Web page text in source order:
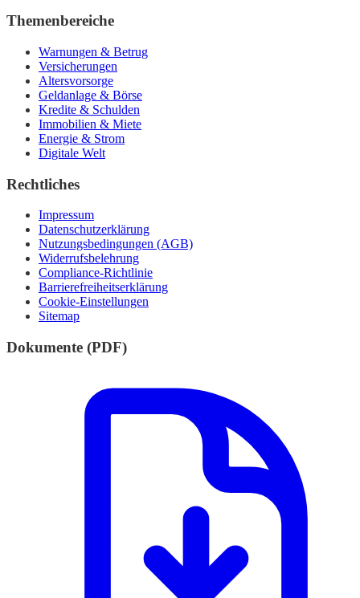
Themenbereiche
Warnungen & Betrug
Versicherungen
Altersvorsorge
Geldanlage & Börse
Kredite & Schulden
Immobilien & Miete
Energie & Strom
Digitale Welt
Rechtliches
Impressum
Datenschutzerklärung
Nutzungsbedingungen (AGB)
Widerrufsbelehrung
Compliance-Richtlinie
Barrierefreiheitserklärung
Cookie-Einstellungen
Sitemap
Dokumente (PDF)